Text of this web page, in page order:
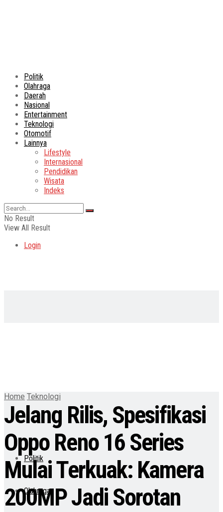
Politik
Olahraga
Daerah
Nasional
Entertainment
Teknologi
Otomotif
Lainnya
Lifestyle
Internasional
Pendidikan
Wisata
Indeks
No Result
View All Result
Login
Politik
Olahraga
Home Teknologi
Jelang Rilis, Spesifikasi
Oppo Reno 16 Series
Mulai Terkuak: Kamera
200MP Jadi Sorotan